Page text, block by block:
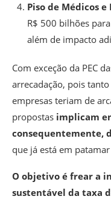
Piso de Médicos
R$ 500 bilhões
além de impacto
Com exceção da PEC
arrecadação, pois
empresas teriam de
propostas implicam
consequentemente,
que já está em
O objetivo é frear a
sustentável da taxa